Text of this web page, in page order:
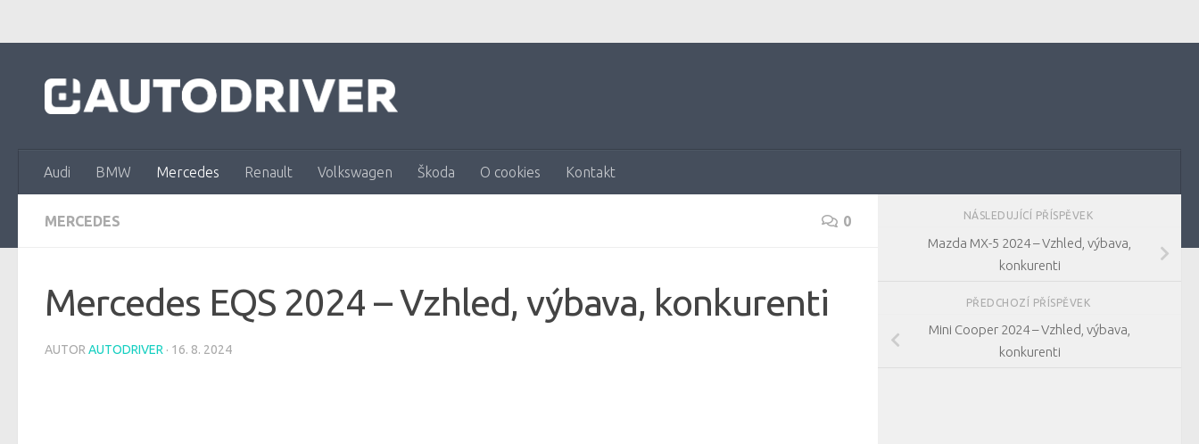
Audi BMW Mercedes Renault Volkswagen Škoda O cookies Kontakt
MERCEDES 0
Mercedes EQS 2024 – Vzhled, výbava, konkurenti
AUTOR AUTODRIVER · 16. 8. 2024
NÁSLEDUJÍCÍ PŘÍSPĚVEK
Mazda MX-5 2024 – Vzhled, výbava,
konkurenti
PŘEDCHOZÍ PŘÍSPĚVEK
Mini Cooper 2024 – Vzhled, výbava,
konkurenti